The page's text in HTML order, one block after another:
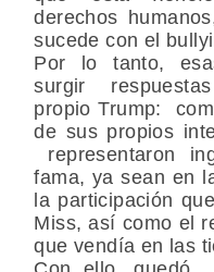
derechos
sucede con el
Por lo tanto,
surgir
propio Trump:
de sus propios
representaron
fama, ya sean en
la participación
Miss, así como el
que vendía en las